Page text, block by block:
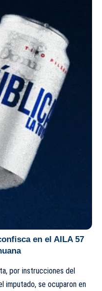
en el AILA 57
por instrucciones del
imputado, se ocuparon en